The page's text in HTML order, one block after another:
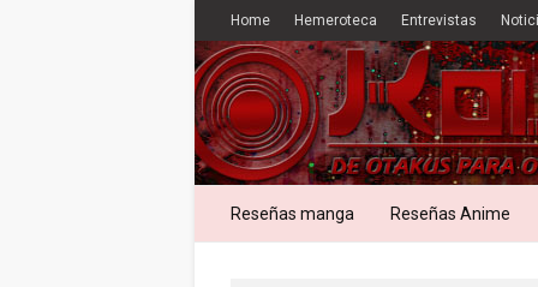
Home Hemeroteca Entrevistas
Reseñas manga Reseñas Anime